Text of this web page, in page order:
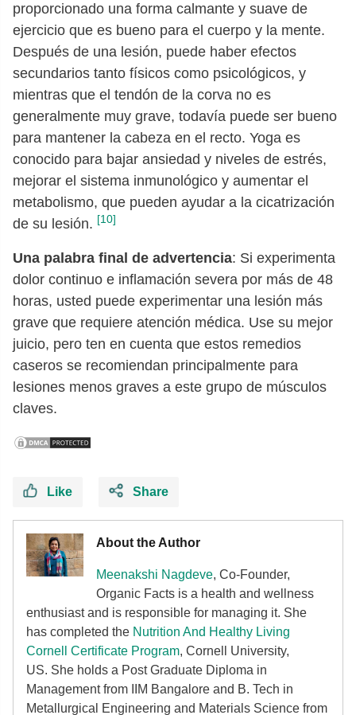
proporcionado una forma calmante y suave de
ejercicio que es bueno para el cuerpo y la mente.
Después de una lesión, puede haber efectos
secundarios tanto físicos como psicológicos, y
mientras que el tendón de la corva no es
generalmente muy grave, todavía puede ser bueno
para mantener la cabeza en el recto. Yoga es
conocido para bajar ansiedad y niveles de estrés,
mejorar el sistema inmunológico y aumentar el
metabolismo, que pueden ayudar a la cicatrización
de su lesión. [10]
Una palabra final de advertencia: Si experimenta
dolor continuo e inflamación severa por más de 48
horas, usted puede experimentar una lesión más
grave que requiere atención médica. Use su mejor
juicio, pero ten en cuenta que estos remedios
caseros se recomiendan principalmente para
lesiones menos graves a este grupo de músculos
claves.
Like Share
About the Author
Meenakshi Nagdeve, Co-Founder,
Organic Facts is a health and wellness
enthusiast and is responsible for managing it. She
has completed the Nutrition And Healthy Living
Cornell Certificate Program, Cornell University,
US. She holds a Post Graduate Diploma in
Management from IIM Bangalore and B. Tech in
Metallurgical Engineering and Materials Science from